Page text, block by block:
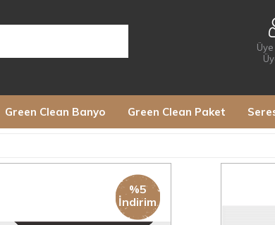
Green Clean Banyo Green Clean Paket
%5
İndirim